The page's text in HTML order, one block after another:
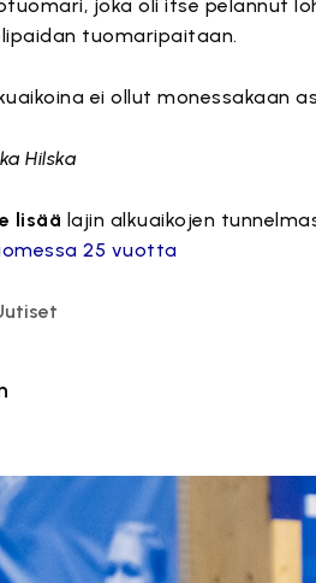
joka oli itse pelannut
tuomaripaitaan.
ei ollut monessakaan
Hilska
lisää lajin alkuaikojen
25 vuotta